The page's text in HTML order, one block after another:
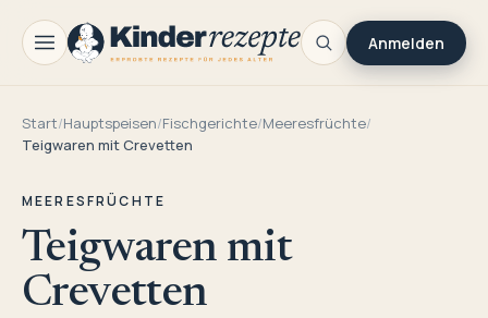
Anmelden
Start/Hauptspeisen/Fischgerichte/Meeresfrüchte/
Teigwaren mit Crevetten
MEERESFRÜCHTE
Teigwaren mit
Crevetten